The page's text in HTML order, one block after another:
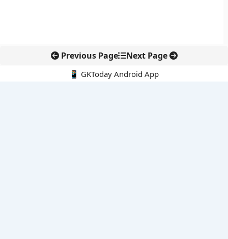
Previous Page Next Page
📱 GKToday Android App